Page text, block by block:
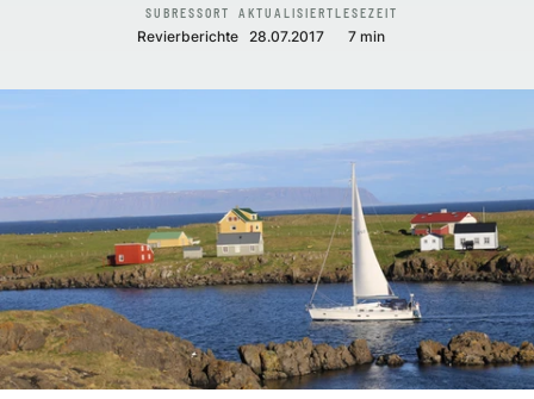
SUBRESSORT
Revierberichte
AKTUALISIERT
28.07.2017
LESEZEIT
7 min